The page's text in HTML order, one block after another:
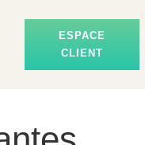
ESPACE
CLIENT